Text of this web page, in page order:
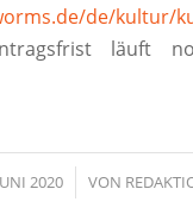
de/kultur/
läuft
2020 VON